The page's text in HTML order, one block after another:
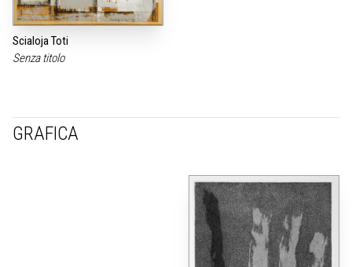
Scialoja Toti
Senza titolo
GRAFICA